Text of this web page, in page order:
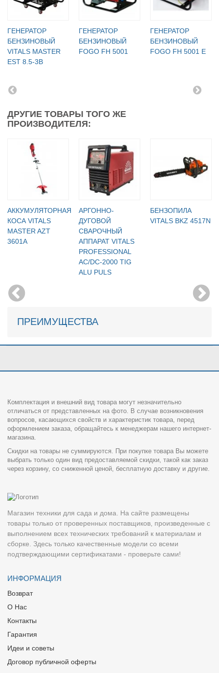
ГЕНЕРАТОР
БЕНЗИНОВЫЙ
VITALS MASTER
EST 8.5-3B
ГЕНЕРАТОР
БЕНЗИНОВЫЙ
FOGO FH 5001
ГЕНЕРАТОР
БЕНЗИНОВЫЙ
FOGO FH 5001 E
ДРУГИЕ ТОВАРЫ ТОГО ЖЕ
ПРОИЗВОДИТЕЛЯ:
АККУМУЛЯТОРНАЯ
КОСА VITALS
MASTER AZT
3601A
АРГОННО-
ДУГОВОЙ
СВАРОЧНЫЙ
АППАРАТ VITALS
PROFESSIONAL
AC/DC-2000 TIG
ALU PULS
БЕНЗОПИЛА
VITALS BKZ 4517N
ПРЕИМУЩЕСТВА
Комплектация и внешний вид товара могут незначительно
отличаться от представленных на фото. В случае возникновения
вопросов, касающихся свойств и характеристик товара, перед
оформлением заказа, обращайтесь к менеджерам нашего интернет-
магазина.
Скидки на товары не суммируются. При покупке товара Вы можете
выбрать только один вид предоставляемой скидки, такой как заказ
через корзину, со сниженной ценой, бесплатную доставку и другие.
Магазин техники для сада и дома. На сайте размещены
товары только от проверенных поставщиков, произведенные с
выполнением всех технических требований к материалам и
сборке. Здесь только качественные модели со всеми
подтверждающими сертификатами - проверьте сами!
ИНФОРМАЦИЯ
Возврат
О Нас
Контакты
Гарантия
Идеи и советы
Договор публичной оферты